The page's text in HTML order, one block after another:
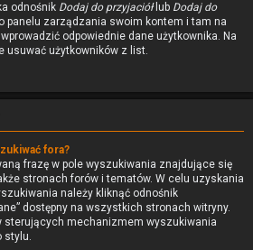
odnośnik Dodaj do przyjaciółlub Dodaj do
panelu zarządzania swoim kontem i tam na
odpowiednie dane użytkownika. Na
usuwać użytkowników z list.
fora?
frazę w pole wyszukiwania znajdujące się
stronach forów i tematów. W celu uzyskania
należy kliknąć odnośnik
dostępny na wszystkich stronach witryny.
sterujących mechanizmem wyszukiwania
stylu.